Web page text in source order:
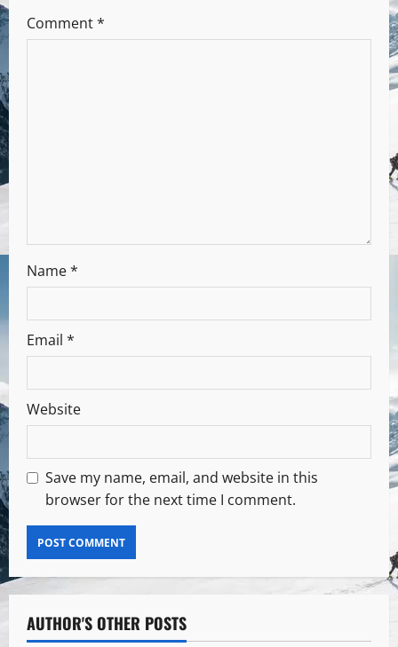
Comment*
Name*
Email *
Website
Save my name, email, and website in this
browser for the next time I comment.
AUTHOR'S OTHER POSTS